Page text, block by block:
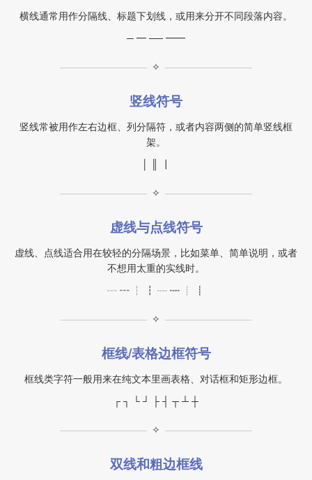
横线通常用作分隔线、标题下划线，或用来分开不同段落内容。
─ ━ ── ━━
✧
竖线符号
竖线常被用作左右边框、列分隔符，或者内容两侧的简单竖线框
架。
│ ║ ┃
✧
虚线与点线符号
虚线、点线适合用在较轻的分隔场景，比如菜单、简单说明，或者
不想用太重的实线时。
┄ ┅ ┆ ┇ ┈ ┉ ┊ ┋
✧
框线/表格边框符号
框线类字符一般用来在纯文本里画表格、对话框和矩形边框。
┌ ┐ └ ┘ ├ ┤ ┬ ┴ ┼
✧
双线和粗边框线